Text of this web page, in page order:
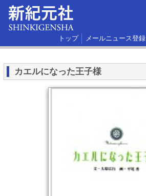
トップ メールニュース登録
カエルになった王子様